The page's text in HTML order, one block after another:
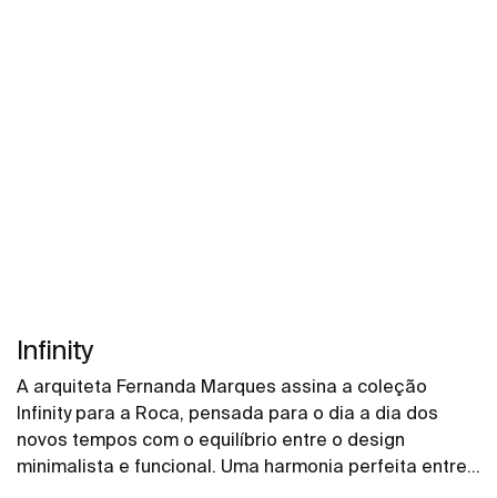
Infinity
A arquiteta Fernanda Marques assina a coleção
Infinity para a Roca, pensada para o dia a dia dos
novos tempos com o equilíbrio entre o design
minimalista e funcional. Uma harmonia perfeita entre